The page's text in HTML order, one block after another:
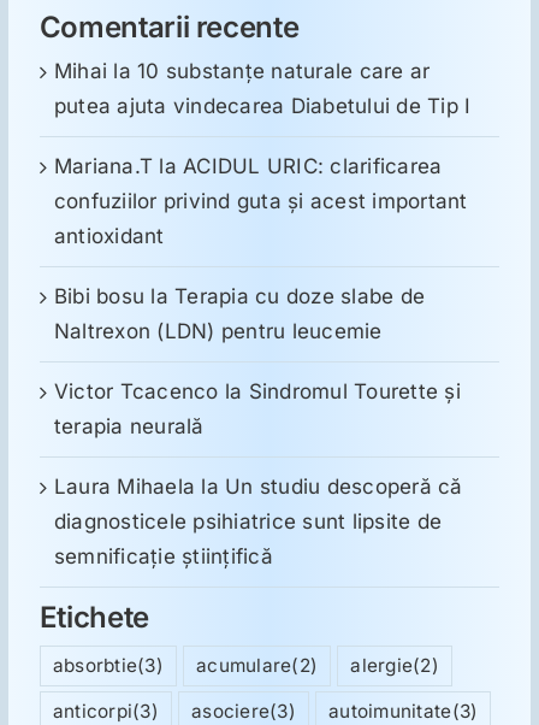
Comentarii recente
Mihai la10 substanţe naturale care ar
putea ajuta vindecarea Diabetului de Tip I
Mariana.T la ACIDUL URIC: clarificarea
confuziilor privind guta și acest important
antioxidant
Bibi bosu laTerapia cu doze slabe de
Naltrexon (LDN) pentru leucemie
Victor Tcacenco la Sindromul Tourette şi
terapia neurală
Laura Mihaela la Un studiu descoperă că
diagnosticele psihiatrice sunt lipsite de
semnificație științifică
Etichete
absorbtie(3) acumulare(2) alergie(2)
anticorpi(3) asociere(3) autoimunitate(3)